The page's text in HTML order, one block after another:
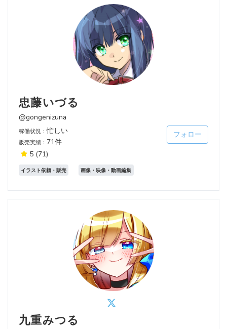
忠藤いづる
@gongenizuna
稼働状況：忙しい
販売実績： 71件
5 (71)
フォロー
イラスト依頼・販売 画像・映像・動画編集
九重みつる